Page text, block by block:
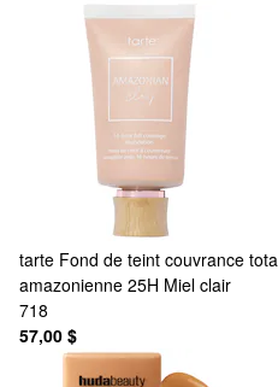
tarte Fond de teint couvrance
amazonienne 25H Miel clair
718
57,00 $